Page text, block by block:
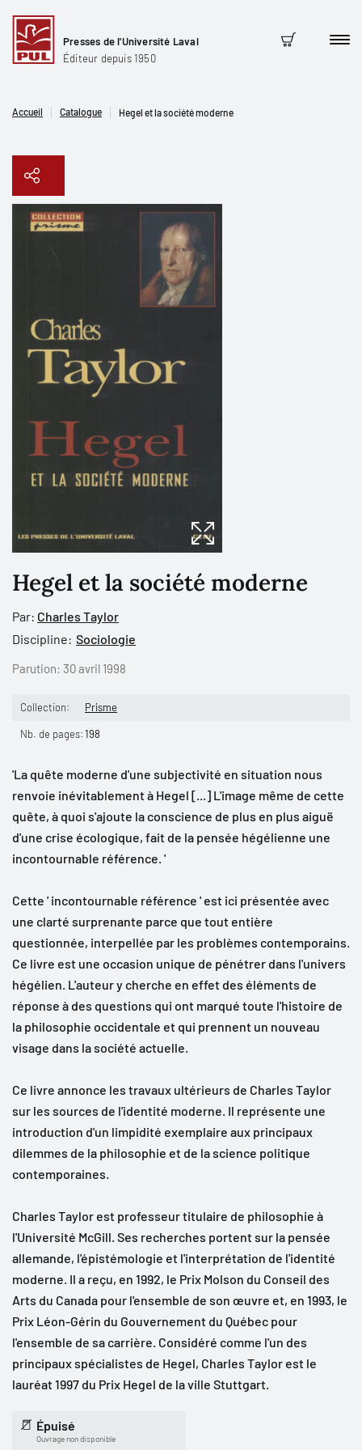
Presses de l'Université Laval
Éditeur depuis 1950
Panier
Accueil Catalogue Hegel et la société moderne
Copier le lien
Hegel et la société moderne
Par: Charles Taylor
Discipline: Sociologie
Parution: 30 avril 1998
Collection: Prisme
Nb. de pages:198
'La quête moderne d'une subjectivité en situation nous
renvoie inévitablement à Hegel [...] L'image même de cette
quête, à quoi s'ajoute la conscience de plus en plus aiguë
d'une crise écologique, fait de la pensée hégélienne une
incontournable référence. '
Cette ' incontournable référence ' est ici présentée avec
une clarté surprenante parce que tout entière
questionnée, interpellée par les problèmes contemporains.
Ce livre est une occasion unique de pénétrer dans l'univers
hégélien. L'auteur y cherche en effet des éléments de
réponse à des questions qui ont marqué toute l'histoire de
la philosophie occidentale et qui prennent un nouveau
visage dans la société actuelle.
Ce livre annonce les travaux ultérieurs de Charles Taylor
sur les sources de l'identité moderne. Il représente une
introduction d'un limpidité exemplaire aux principaux
dilemmes de la philosophie et de la science politique
contemporaines.
Charles Taylor est professeur titulaire de philosophie à
l'Université McGill. Ses recherches portent sur la pensée
allemande, l'épistémologie et l'interprétation de l'identité
moderne. Il a reçu, en 1992, le Prix Molson du Conseil des
Arts du Canada pour l'ensemble de son œuvre et, en 1993, le
Prix Léon-Gérin du Gouvernement du Québec pour
l'ensemble de sa carrière. Considéré comme l'un des
principaux spécialistes de Hegel, Charles Taylor est le
lauréat 1997 du Prix Hegel de la ville Stuttgart.
Épuisé
Ouvrage non disponible